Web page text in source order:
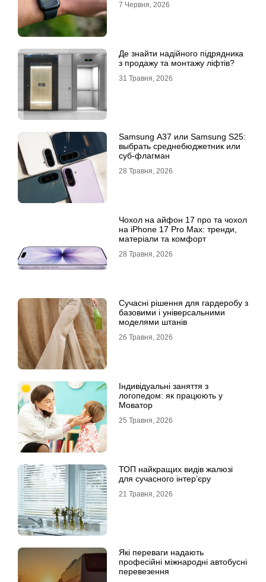
7 Червня, 2026
Де знайти надійного підрядника
з продажу та монтажу ліфтів?
31 Травня, 2026
Samsung A37 или Samsung S25:
выбрать среднебюджетник или
суб-флагман
28 Травня, 2026
Чохол на айфон 17 про та чохол
на iPhone 17 Pro Max: тренди,
матеріали та комфорт
28 Травня, 2026
Сучасні рішення для гардеробу з
базовими і універсальними
моделями штанів
26 Травня, 2026
Індивідуальні заняття з
логопедом: як працюють у
Моватор
25 Травня, 2026
ТОП найкращих видів жалюзі
для сучасного інтер’єру
21 Травня, 2026
Які переваги надають
професійні міжнародні автобусні
перевезення